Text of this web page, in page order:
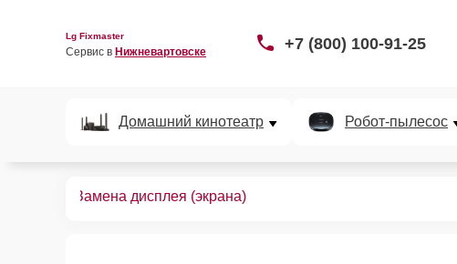
Lg Fixmaster
Сервис в Нижневартовске +7 (800) 100-91-25
Домашний кинотеатр Робот-пылесос
Замена дисплея (экрана)